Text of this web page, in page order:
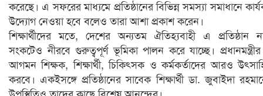
করেছে। এ সফরের মাধ্যমে প্রতিষ্ঠানের বিভিন্ন সমস্যা সমাধানে
উদ্যোগ নেওয়া হবে বলেও তারা আশা প্রকাশ করেন।
শিক্ষার্থীদের মতে, দেশের অন্যতম ঐতিহ্যবাহী এ প্রতিষ্ঠান
সংকটেও নীরবে গুরুত্বপূর্ণ ভূমিকা পালন করে যাচ্ছে।
আগমন শিক্ষক, শিক্ষার্থী, চিকিৎসক ও কর্মকর্তাদের আরও
করবে। একইসঙ্গে প্রতিষ্ঠানের সাবেক শিক্ষার্থী ডা. জুবাইদা